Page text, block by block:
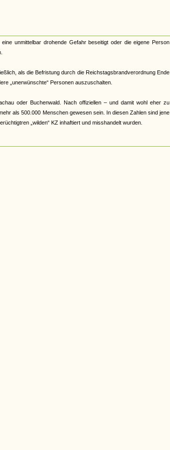
unmittelbar drohende Gefahr beseitigt oder die eigene Person
als die Befristung durch die Reichstagsbrandverordnung Ende
„unerwünschte“ Personen auszuschalten.
oder Buchenwald. Nach offiziellen – und damit wohl eher zu
als 500.000 Menschen gewesen sein. In diesen Zahlen sind jene
„wilden“ KZ inhaftiert und misshandelt wurden.